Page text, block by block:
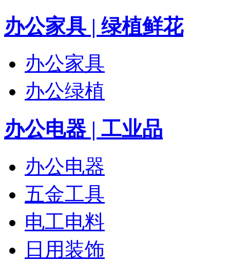
办公家具 | 绿植鲜花
办公家具
办公绿植
办公电器 | 工业品
办公电器
五金工具
电工电料
日用装饰